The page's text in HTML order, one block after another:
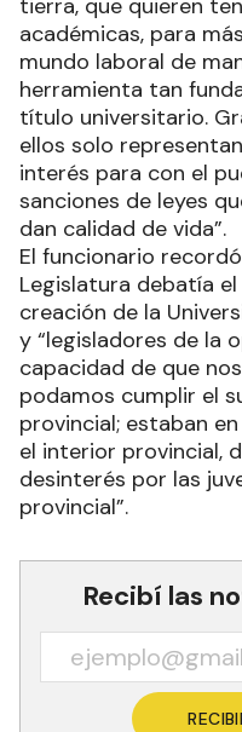
académicas, para
mundo laboral de
herramienta tan
título universitario.
ellos solo
interés para con el
sanciones de leyes
dan calidad de vida”.
El funcionario
Legislatura debatía
creación de la
y “legisladores de la
capacidad de que
podamos cumplir el
provincial; estaban
el interior provincial,
desinterés por las
provincial”.
Recibí las